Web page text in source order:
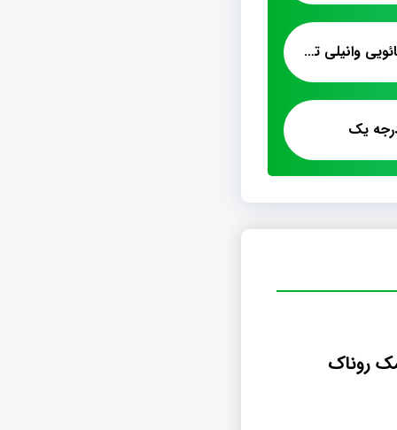
بازار انواع پشمک کاکائویی وانیلی تولید دوستی
یک
روناک